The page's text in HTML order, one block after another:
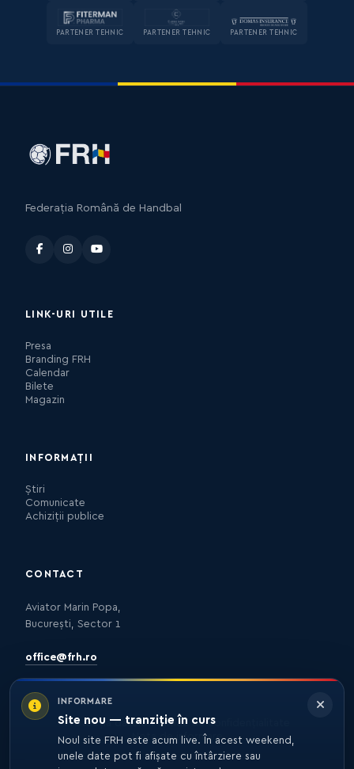
PARTENER TEHNIC PARTENER TEHNIC PARTENER TEHNIC
INFORMARE
Site nou — tranziție în curs
Noul site FRH este acum live. În acest weekend,
unele date pot fi afișate cu întârziere sau
Federația Română de Handbal
LINK-URI UTILE
Presa
Branding FRH
Calendar
Bilete
Magazin
INFORMAȚII
Știri
Comunicate
Achiziții publice
CONTACT
Aviator Marin Popa,
București, Sector 1
office@frh.ro
Protecția datelorPolitica de confidențialitate
Nota de informare